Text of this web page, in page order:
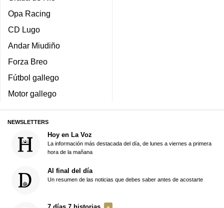
Opa Racing
CD Lugo
Andar Miudiño
Forza Breo
Fútbol gallego
Motor gallego
NEWSLETTERS
Hoy en La Voz
La información más destacada del día, de lunes a viernes a primera
hora de la mañana
Al final del día
Un resumen de las noticias que debes saber antes de acostarte